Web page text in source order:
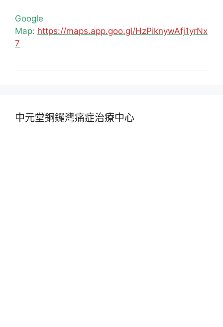
Google
Map: https://maps.app.goo.gl/HzPiknywAfj1yrNx
7
中元堂銅鑼灣痛症治療中心